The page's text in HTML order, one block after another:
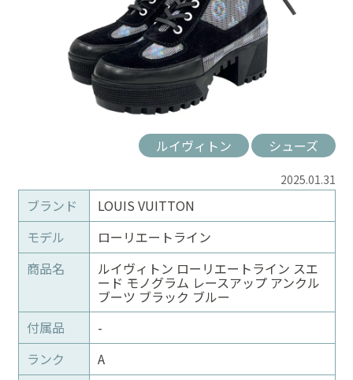
ルイヴィトン シューズ
2025.01.31
ブランド
LOUIS VUITTON
モデル
ローリエートライン
商品名
ルイヴィトン ローリエートライン スエ
ード モノグラム レースアップ アンクル
ブーツ ブラック ブルー
付属品
-
ランク
A